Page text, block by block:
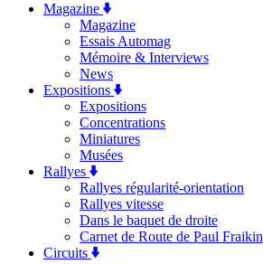
Magazine
Magazine
Essais Automag
Mémoire & Interviews
News
Expositions
Expositions
Concentrations
Miniatures
Musées
Rallyes
Rallyes régularité-orientation
Rallyes vitesse
Dans le baquet de droite
Carnet de Route de Paul Fraikin
Circuits